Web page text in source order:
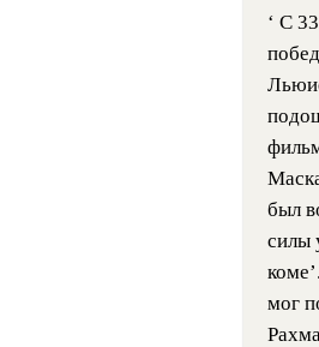
‘ С
был
силы
мог